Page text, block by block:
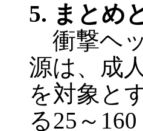
5. まとめ
衝撃ヘ
源は、成
を対象と
る25～